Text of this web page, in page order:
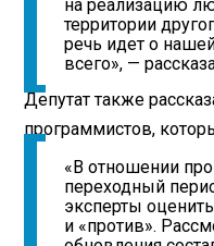
на реализацию
территории
речь идет о
всего», —
Депутат также
программистов,
«В отношении
переходный
эксперты
и «против».